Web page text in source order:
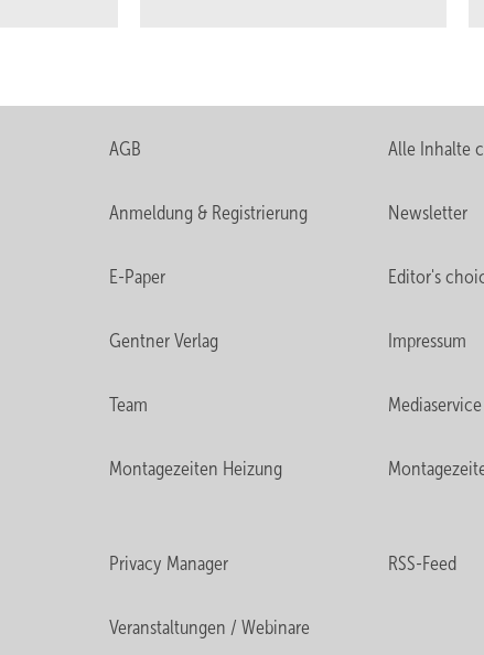
AGB Alle Inhalte
Anmeldung & Registrierung Newsletter
E-Paper Editor's
Gentner Verlag Impressum
Team Mediaservice
Montagezeiten Heizung
Privacy Manager RSS-Feed
Veranstaltungen / Webinare